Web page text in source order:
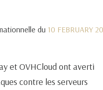
du 10 FEBRUARY
et OVHCloud ont averti
contre les serveurs